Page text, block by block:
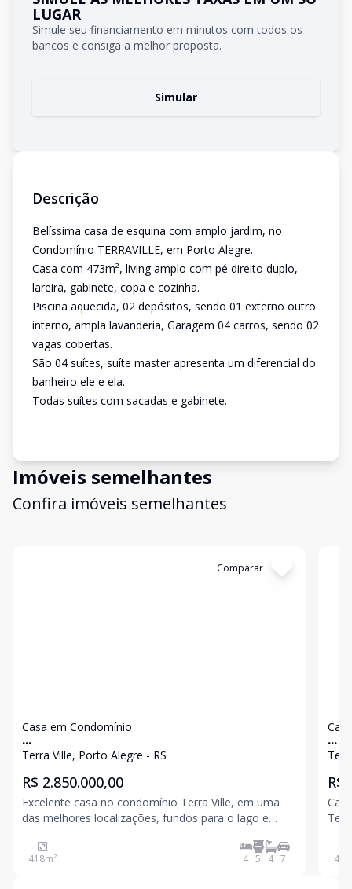
LUGAR
Simule seu financiamento em minutos com todos os
bancos e consiga a melhor proposta.
Simular
Descrição
Belíssima casa de esquina com amplo jardim, no
Condomínio TERRAVILLE, em Porto Alegre.
Casa com 473m², living amplo com pé direito duplo,
lareira, gabinete, copa e cozinha.
Piscina aquecida, 02 depósitos, sendo 01 externo outro
interno, ampla lavanderia, Garagem 04 carros, sendo 02
vagas cobertas.
São 04 suítes, suíte master apresenta um diferencial do
banheiro ele e ela.
Todas suítes com sacadas e gabinete.
Imóveis semelhantes
Confira imóveis semelhantes
Comparar
Casa em Condomínio
...
Terra Ville, Porto Alegre - RS
R$ 2.850.000,00
Excelente casa no condomínio Terra Ville, em uma
das melhores localizações, fundos para o lago e
ótima integração dos ambientes com vista externa.
Amplo living com pé direito duplo, lareira, estar íntim
418m² 4 5 4 7
...
R$
430